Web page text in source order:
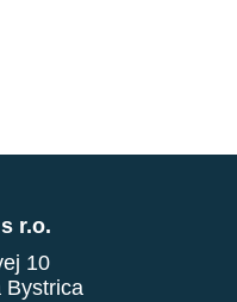
r.o.
10
Bystrica